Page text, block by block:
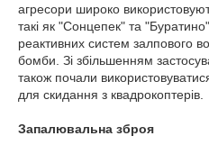
агресори широко
такі як "Сонцепек" та
реактивних систем залпового
бомби. Зі збільшенням
також почали
для скидання з квадрокоптерів.
Запалювальна зброя